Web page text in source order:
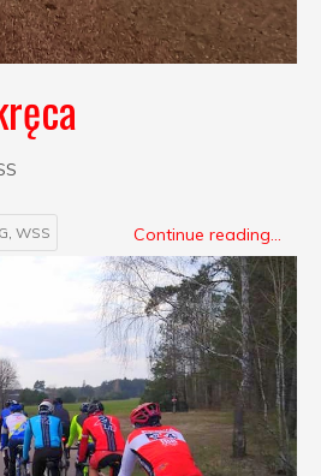
, WSS Continue reading...